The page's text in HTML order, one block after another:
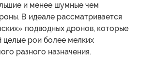
и менее шумные чем
В идеале рассматривается
подводных дронов, которые
целые рои более мелких
разного назначения.